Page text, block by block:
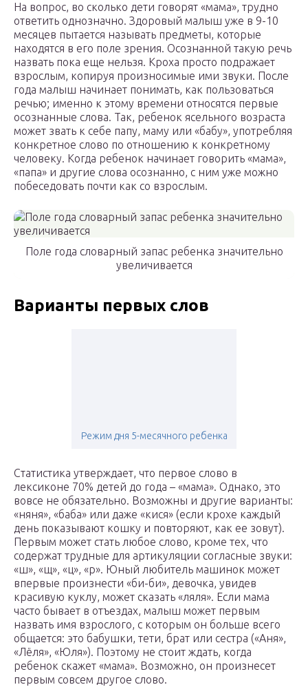
На вопрос, во сколько дети говорят «мама», трудно
ответить однозначно. Здоровый малыш уже в 9-10
месяцев пытается называть предметы, которые
находятся в его поле зрения. Осознанной такую речь
назвать пока еще нельзя. Кроха просто подражает
взрослым, копируя произносимые ими звуки. После
года малыш начинает понимать, как пользоваться
речью; именно к этому времени относятся первые
осознанные слова. Так, ребенок ясельного возраста
может звать к себе папу, маму или «бабу», употребляя
конкретное слово по отношению к конкретному
человеку. Когда ребенок начинает говорить «мама»,
«папа» и другие слова осознанно, с ним уже можно
побеседовать почти как со взрослым.
Поле года словарный запас ребенка значительно
увеличивается
Варианты первых слов
Режим дня 5-месячного ребенка
Статистика утверждает, что первое слово в
лексиконе 70% детей до года – «мама». Однако, это
вовсе не обязательно. Возможны и другие варианты:
«няня», «баба» или даже «кися» (если крохе каждый
день показывают кошку и повторяют, как ее зовут).
Первым может стать любое слово, кроме тех, что
содержат трудные для артикуляции согласные звуки:
«ш», «щ», «ц», «р». Юный любитель машинок может
впервые произнести «би-би», девочка, увидев
красивую куклу, может сказать «ляля». Если мама
часто бывает в отъездах, малыш может первым
назвать имя взрослого, с которым он больше всего
общается: это бабушки, тети, брат или сестра («Аня»,
«Лёля», «Юля»). Поэтому не стоит ждать, когда
ребенок скажет «мама». Возможно, он произнесет
первым совсем другое слово.